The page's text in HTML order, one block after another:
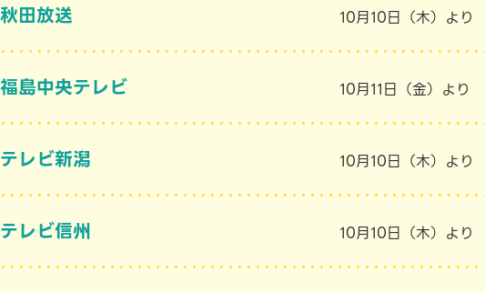
秋田放送 10月10日（木）より
福島中央テレビ 10月11日（金）より
テレビ新潟 10月10日（木）より
テレビ信州 10月10日（木）より